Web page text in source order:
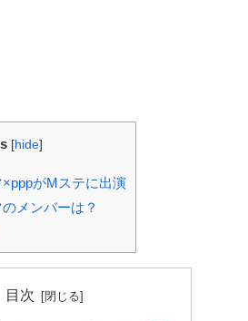
[hide]
がMステに出演
メンバーは？
目次